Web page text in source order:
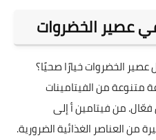
عصير الخضروات
عصير الخضروات خيارًا صحيًا؟
من الفيتامينات
من فيتامين أ إلى
من العناصر الغذائية الضرورية.